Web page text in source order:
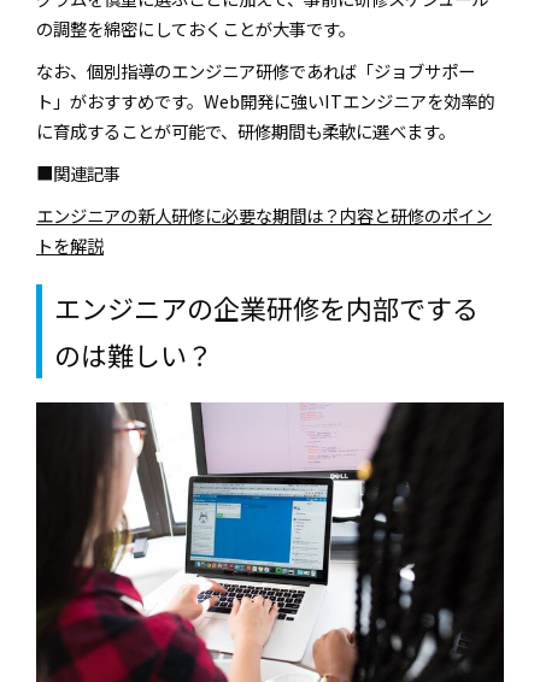
の調整を綿密にしておくことが大事です。
なお、個別指導のエンジニア研修であれば「ジョブサポー
ト」がおすすめです。Web開発に強いITエンジニアを効率的
に育成することが可能で、研修期間も柔軟に選べます。
■関連記事
エンジニアの新人研修に必要な期間は？内容と研修のポイン
トを解説
エンジニアの企業研修を内部でする
のは難しい？